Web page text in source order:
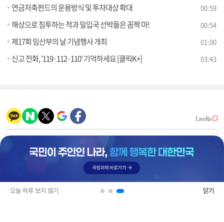
오늘 하루 보지 않기 닫기
연금저축펀드의 운용방식 및 투자대상 확대 00:59
해상으로 침투하는 적과 밀입국 선박들은 꼼짝 마! 00:54
제17회 임산부의 날 기념행사 개최 01:00
신고 전화, '119·112·110' 기억하세요 [클릭K+] 03:43